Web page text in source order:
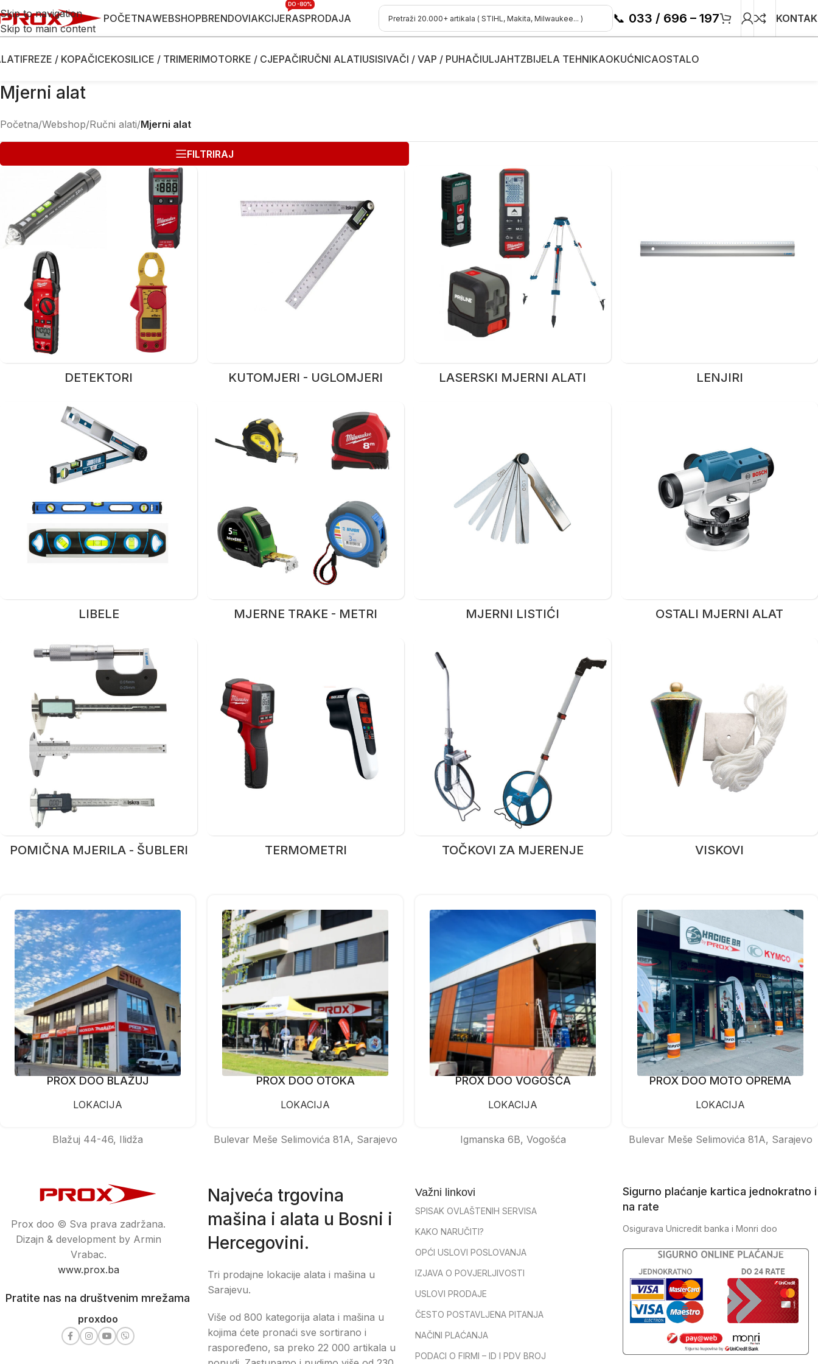
Skip to navigation
Skip to main content
POČETNAWEBSHOPBRENDOVIAKCIJERASPRODAJA
DO -80%
📞 033 / 696 – 197
FREZE / KOPAČICEKOSILICE / TRIMERIMOTORKE / CJEPAČIRUČNI ALATIUSISIVAČI / VAP / PUHAČIULJAHTZBIJELA TEHNIKAOKUĆNICAOSTALO
Mjerni alat
Početna/Webshop/Ručni alati/Mjerni alat
FILTRIRAJ
DETEKTORI KUTOMJERI - UGLOMJERI LASERSKI MJERNI ALATI LENJIRI
LIBELE MJERNE TRAKE - METRI MJERNI LISTIĆI OSTALI MJERNI ALAT
POMIČNA MJERILA - ŠUBLERI TERMOMETRI TOČKOVI ZA MJERENJE VISKOVI
PROX DOO BLAŽUJ
LOKACIJA
Blažuj 44-46, Ilidža
PROX DOO OTOKA
LOKACIJA
Bulevar Meše Selimovića 81A, Sarajevo
PROX DOO VOGOŠĆA
LOKACIJA
Igmanska 6B, Vogošća
PROX DOO MOTO OPREMA
LOKACIJA
Bulevar Meše Selimovića 81A, Sarajevo
Prox doo © Sva prava zadržana.
Dizajn & development by Armin
Vrabac.
www.prox.ba
Pratite nas na društvenim mrežama
proxdoo
Najveća trgovina
mašina i alata u Bosni i
Hercegovini.
Tri prodajne lokacije alata i mašina u
Sarajevu.
Više od 800 kategorija alata i mašina u
kojima ćete pronaći sve sortirano i
raspoređeno, sa preko 22 000 artikala u
Važni linkovi
SPISAK OVLAŠTENIH SERVISA
KAKO NARUČITI?
OPĆI USLOVI POSLOVANJA
IZJAVA O POVJERLJIVOSTI
USLOVI PRODAJE
ČESTO POSTAVLJENA PITANJA
NAČINI PLAĆANJA
PODACI O FIRMI – ID I PDV BROJ
Sigurno plaćanje kartica jednokratno i
na rate
Osigurava Unicredit banka i Monri doo